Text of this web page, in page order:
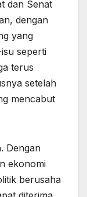
dan Senat
dengan
yang
seperti
terus
setelah
mencabut
Dengan
ekonomi
berusaha